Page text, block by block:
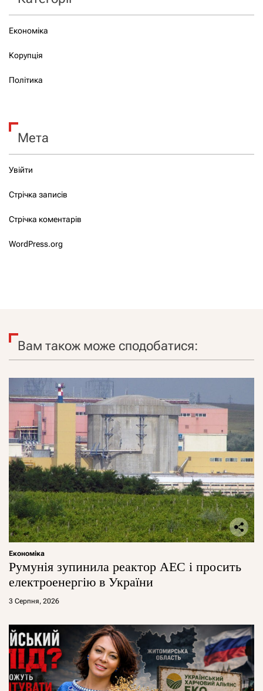
Економіка
Корупція
Політика
Мета
Увійти
Стрічка записів
Стрічка коментарів
WordPress.org
Вам також може сподобатися:
Економіка
Румунія зупинила реактор АЕС і просить
електроенергію в України
3 Серпня, 2026